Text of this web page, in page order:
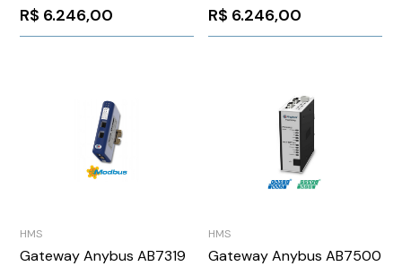
R$ 6.246,00 R$ 6.246,00
HMS
Gateway Anybus AB7319
HMS
Gateway Anybus AB7500